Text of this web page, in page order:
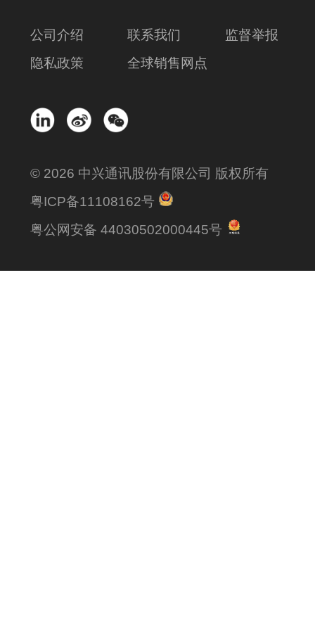
公司介绍 联系我们
监督举报
隐私政策
全球销售网点
© 2026 中兴通讯股份有限公司 版权所有
粤ICP备11108162号
粤公网安备 44030502000445号